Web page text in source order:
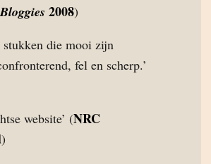
2008)
stukken die mooi zijn
fel en scherp.’
website’ (NRC
)